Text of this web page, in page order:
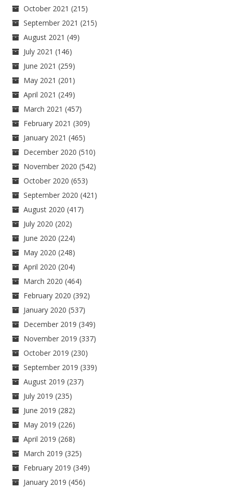
October 2021 (215)
September 2021 (215)
August 2021 (49)
July 2021 (146)
June 2021 (259)
May 2021 (201)
April 2021 (249)
March 2021 (457)
February 2021 (309)
January 2021 (465)
December 2020 (510)
November 2020 (542)
October 2020 (653)
September 2020 (421)
August 2020 (417)
July 2020 (202)
June 2020 (224)
May 2020 (248)
April 2020 (204)
March 2020 (464)
February 2020 (392)
January 2020 (537)
December 2019 (349)
November 2019 (337)
October 2019 (230)
September 2019 (339)
August 2019 (237)
July 2019 (235)
June 2019 (282)
May 2019 (226)
April 2019 (268)
March 2019 (325)
February 2019 (349)
January 2019 (456)